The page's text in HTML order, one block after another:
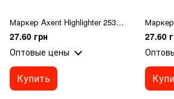
Маркер Axent Highlighter 2537-36-A, 1-5 мм, клиновидный, лавандовий пастель.
27.60 грн
Оптовые цены
Купить
27.60